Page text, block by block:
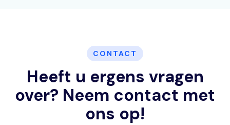
CONTACT
Heeft u ergens vragen
over? Neem contact met
ons op!